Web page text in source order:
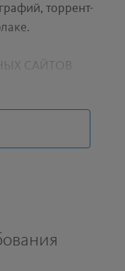
торрент-
САЙТОВ
АТАК